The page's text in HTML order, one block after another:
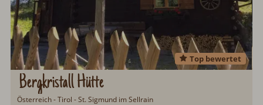
Bergkristall Hütte
Top bewertet
Österreich - Tirol - St. Sigmund im Sellrain